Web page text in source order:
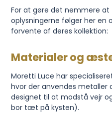
For at gøre det nemmere at
oplysningerne følger her en
forvente af deres kollektion:
Materialer og
Moretti Luce har
hvor der anvendes metaller
designet til at modstå vejr
bor tæt på kysten).